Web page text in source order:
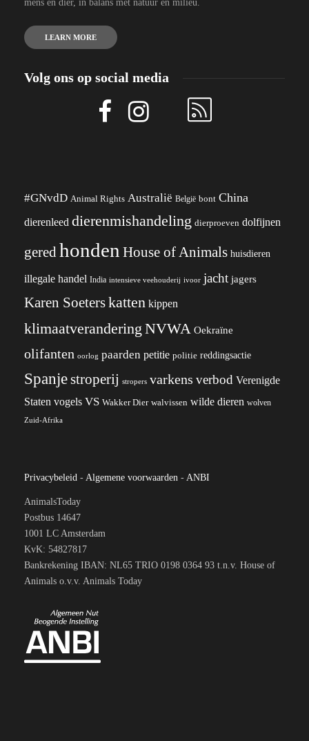
mens en dier, in balans met natuur en milieu.
LEARN MORE
Volg ons op social media
#GNvdD Animal Rights Australië België bont China
dierenleed dierenmishandeling dierproeven dolfijnen
geredhonden House of Animals huisdieren
illegale handel India intensieve veehouderij ivoor jacht jagers
Karen Soeterskatten kippen
klimaatverandering NVWA Oekraïne
olifanten oorlog paarden petitie politie reddingsactie
Spanjestroperij stropers varkens verbod Verenigde
Staten vogels VS Wakker Dier walvissen wilde dieren wolven
Zuid-Afrika
Privacybeleid - Algemene voorwaarden - ANBI
AnimalsToday
Postbus 14647
1001 LC Amsterdam
KvK: 54827817
Bankrekening IBAN: NL65 TRIO 0198 0364 93 t.n.v. House of
Animals o.v.v. Animals Today